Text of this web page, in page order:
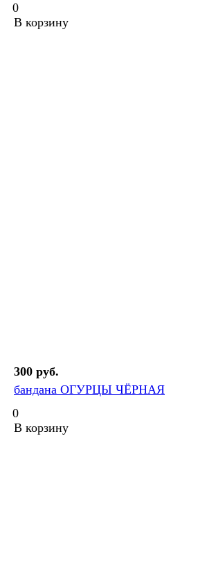
0
В корзину
300 руб.
бандана ОГУРЦЫ ЧЁРНАЯ
0
В корзину